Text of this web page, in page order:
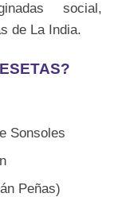
social,
de La India.
Sonsoles
Peñas)